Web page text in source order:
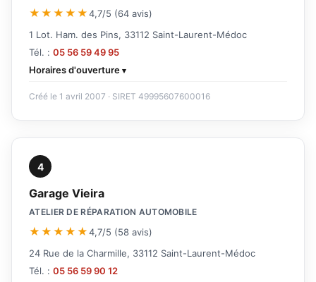
★★★★★4,7/5 (64 avis)
1 Lot. Ham. des Pins, 33112 Saint-Laurent-Médoc
Tél. : 05 56 59 49 95
Horaires d'ouverture
Créé le 1 avril 2007 · SIRET 49995607600016
4
Garage Vieira
ATELIER DE RÉPARATION AUTOMOBILE
★★★★★4,7/5 (58 avis)
24 Rue de la Charmille, 33112 Saint-Laurent-Médoc
Tél. : 05 56 59 90 12